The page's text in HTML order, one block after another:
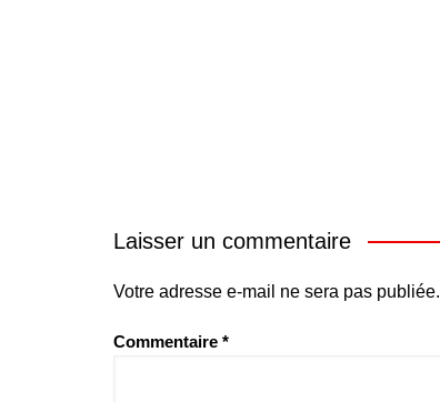
Laisser un commentaire
Votre adresse e-mail ne sera pas publiée.
Commentaire *